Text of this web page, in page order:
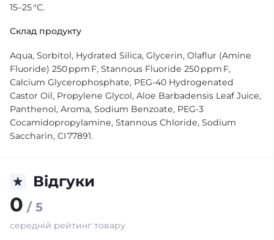
15–25 °C.
Склад продукту
Aqua, Sorbitol, Hydrated Silica, Glycerin, Olaflur (Amine
Fluoride) 250 ppm F, Stannous Fluoride 250 ppm F,
Calcium Glycerophosphate, PEG‑40 Hydrogenated
Castor Oil, Propylene Glycol, Aloe Barbadensis Leaf Juice,
Panthenol, Aroma, Sodium Benzoate, PEG‑3
Cocamidopropylamine, Stannous Chloride, Sodium
Saccharin, CI 77891.
Відгуки
0 / 5
середній рейтинг товару